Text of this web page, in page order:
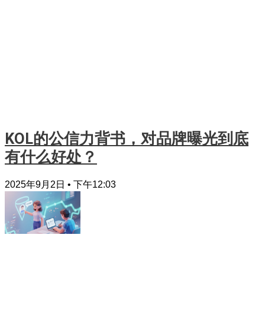
KOL的公信力背书，对品牌曝光到底
有什么好处？
2025年9月2日 下午12:03